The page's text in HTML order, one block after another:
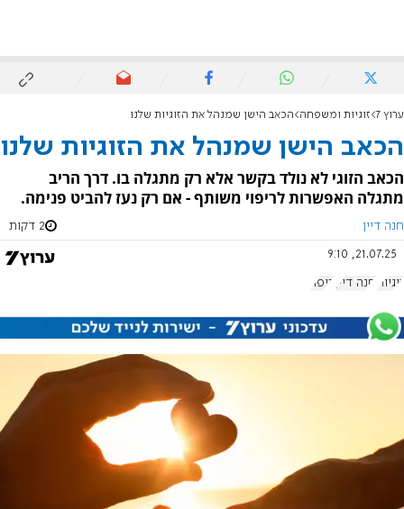
ערוץ 7 זוגיות ומשפחה הכאב הישן שמנהל את הזוגיות שלנו
הכאב הישן שמנהל את הזוגיות שלנו
הכאב הזוגי לא נולד בקשר אלא רק מתגלה בו. דרך הריב
מתגלה האפשרות לריפוי משותף - אם רק נעז להביט פנימה.
חנה דיין 2 דקות
21.07.25, 9:10
זוגיות חנה דיין ריפוי